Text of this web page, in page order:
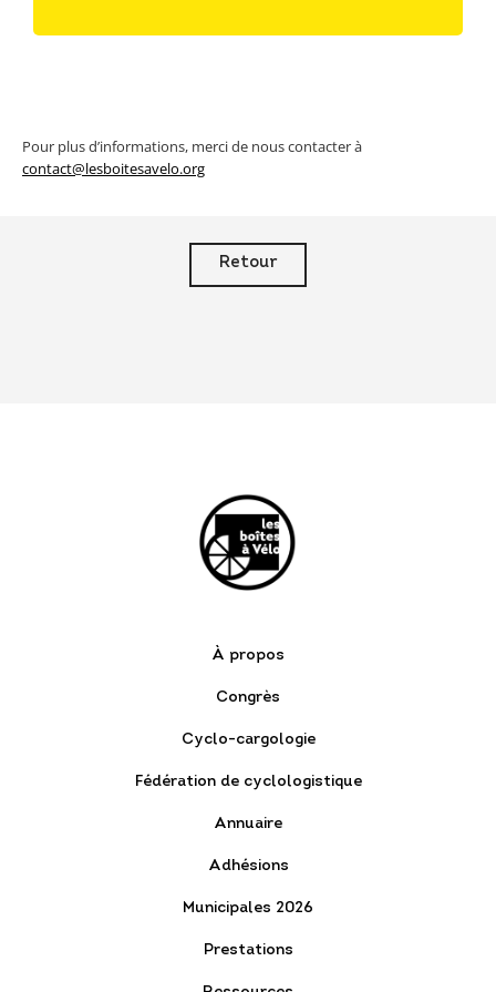
Pour plus d’informations, merci de nous contacter à
contact@lesboitesavelo.org
Retour
À propos
Congrès
Cyclo-cargologie
Fédération de cyclologistique
Annuaire
Adhésions
Municipales 2026
Prestations